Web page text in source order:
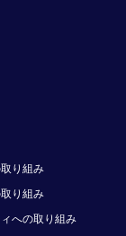
り組み
り組み
への取り組み